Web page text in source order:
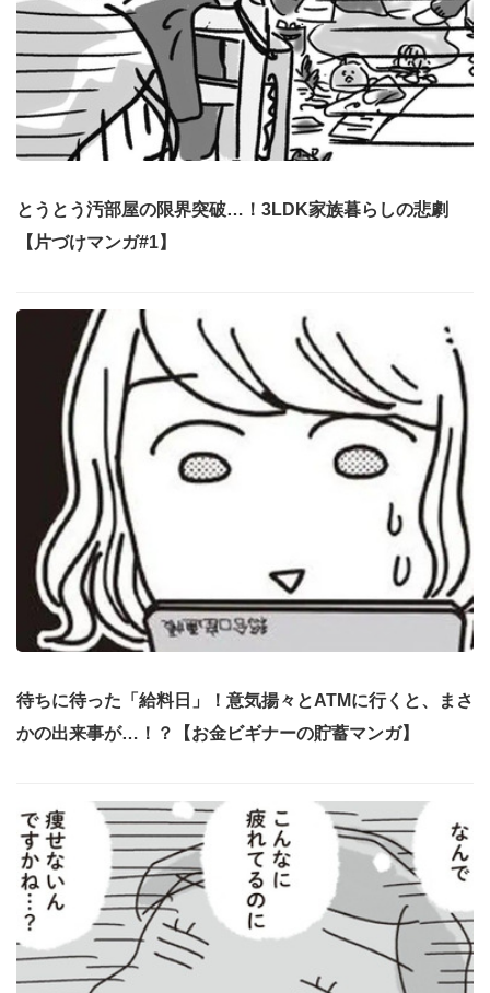
とうとう汚部屋の限界突破…！3LDK家族暮らしの悲劇
【片づけマンガ#1】
待ちに待った「給料日」！意気揚々とATMに行くと、まさ
かの出来事が…！？【お金ビギナーの貯蓄マンガ】